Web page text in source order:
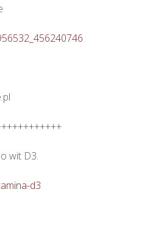
wit D3.
d3